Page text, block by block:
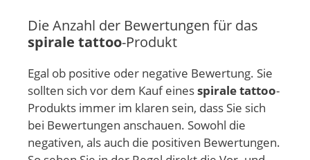
Die Anzahl der Bewertungen für das
spirale tattoo-Produkt
Egal ob positive oder negative Bewertung. Sie
sollten sich vor dem Kauf einesspirale tattoo-
Produkts immer im klaren sein, dass Sie sich
bei Bewertungen anschauen. Sowohl die
negativen, als auch die positiven Bewertungen.